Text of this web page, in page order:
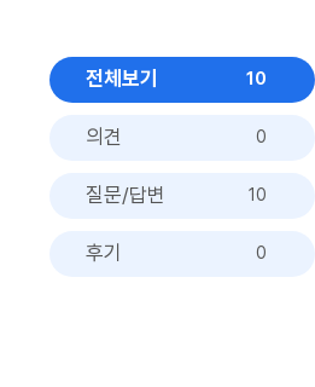
전체보기 10
의견 0
질문/답변 10
후기 0